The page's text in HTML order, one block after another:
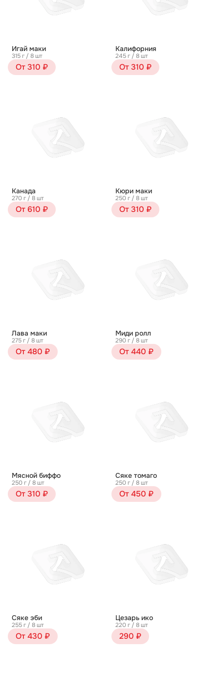
Игай маки
315 г / 8 шт
От 310 ₽
Калифорния
245 г / 8 шт
От 310 ₽
Канада
270 г / 8 шт
От 610 ₽
Кюри маки
250 г / 8 шт
От 310 ₽
Лава маки
275 г / 8 шт
От 480 ₽
Миди ролл
290 г / 8 шт
От 440 ₽
Мясной биффо
250 г / 8 шт
От 310 ₽
Сяке томаго
250 г / 8 шт
От 450 ₽
Сяке эби
255 г / 8 шт
От 430 ₽
Цезарь ико
220 г / 8 шт
290 ₽